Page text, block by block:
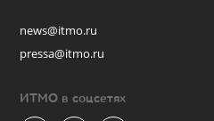
news@itmo.ru
pressa@itmo.ru
ИТМО в соцсетях